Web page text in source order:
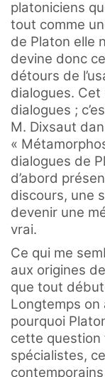
platoniciens
tout comme
de Platon elle
devine donc
détours de
dialogues.
dialogues ;
M. Dixsaut
«
dialogues de
d’abord
discours, une
devenir une
vrai.
Ce qui me
aux origines
que tout
Longtemps on
pourquoi
cette
spécialistes,